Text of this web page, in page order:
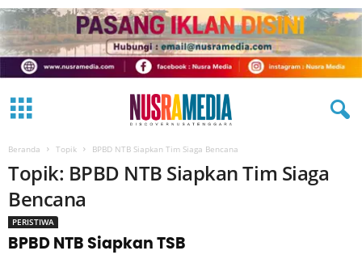
Beranda Topik BPBD NTB Siapkan Tim Siaga Bencana
Topik: BPBD NTB Siapkan Tim Siaga
Bencana
PERISTIWA
BPBD NTB Siapkan TSB